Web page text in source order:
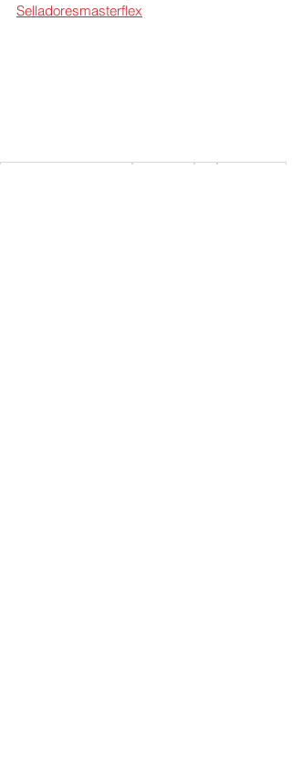
Selladoresmasterflex